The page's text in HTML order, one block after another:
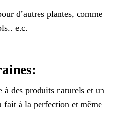
d’autres plantes, comme
etc.
à des produits naturels et un
fait à la perfection et même